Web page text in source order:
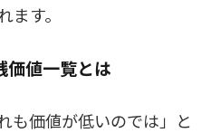
す。
価値一覧とは
も価値が低いのでは」と